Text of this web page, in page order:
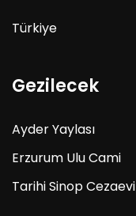
Türkiye
Gezilecek
Ayder Yaylası
Erzurum Ulu Cami
Tarihi Sinop Cezaevi